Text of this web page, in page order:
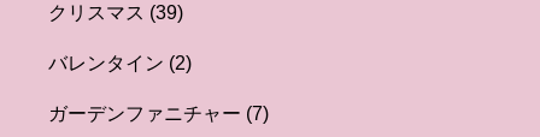
クリスマス (39)
バレンタイン (2)
ガーデンファニチャー (7)